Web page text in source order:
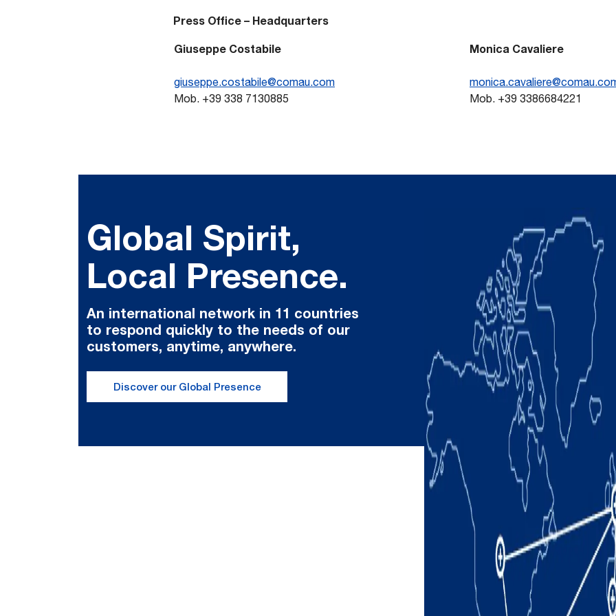
Press Office – Headquarters
Giuseppe Costabile
giuseppe.costabile@comau.com
Mob. +39 338 7130885
Monica Cavaliere
Mob. +39 3386684221
Global Spirit,
Local Presence.
An international network in 11 countries
to respond quickly to the needs of our
customers, anytime, anywhere.
Discover our Global Presence